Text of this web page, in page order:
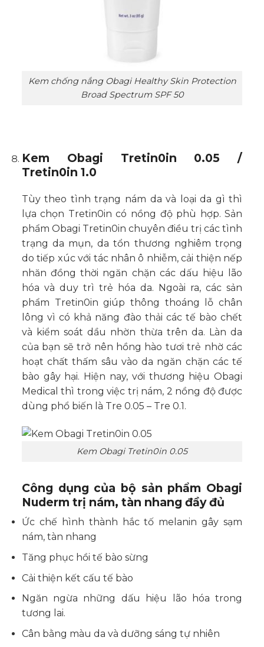
Kem chống nắng Obagi Healthy Skin Protection
Broad Spectrum SPF 50
Kem Obagi Tretin0in 0.05 /
Tretin0in 1.0
Tùy theo tình trạng nám da và loại da gì thì
lựa chọn Tretin0in có nồng độ phù hợp. Sản
phẩm Obagi Tretin0in chuyên điều trị các tình
trạng da mụn, da tổn thương nghiêm trọng
do tiếp xúc với tác nhân ô nhiễm, cải thiện nếp
nhăn đồng thời ngăn chặn các dấu hiệu lão
hóa và duy trì trẻ hóa da. Ngoài ra, các sản
phẩm Tretin0in giúp thông thoáng lỗ chân
lông vì có khả năng đào thải các tế bào chết
và kiểm soát dầu nhờn thừa trên da. Làn da
của bạn sẽ trở nên hồng hào tươi trẻ nhờ các
hoạt chất thấm sâu vào da ngăn chặn các tế
bào gây hại. Hiện nay, với thương hiệu Obagi
Medical thì trong việc trị nám, 2 nồng độ được
dùng phổ biến là Tre 0.05 – Tre 0.1.
Kem Obagi Tretin0in 0.05
Công dụng của bộ sản phẩm Obagi
Nuderm trị nám, tàn nhang đầy đủ
Ức chế hình thành hắc tố melanin gây sạm
nám, tàn nhang
Tăng phục hồi tế bào sừng
Cải thiện kết cấu tế bào
Ngăn ngừa những dấu hiệu lão hóa trong
tương lai.
Cân bằng màu da và dưỡng sáng tự nhiên